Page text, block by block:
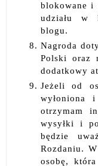
blokowane i
udziału w
blogu.
Nagroda
Polski oraz
dodatkowy
Jeżeli od
wyłoniona
otrzymam
wysyłki i
będzie
Rozdaniu.
osobę,